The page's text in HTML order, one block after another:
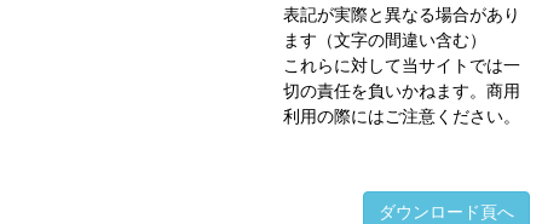
表記が実際と異なる場合があり
ます（文字の間違い含む）
これらに対して当サイトでは一
切の責任を負いかねます。商用
利用の際にはご注意ください。
ダウンロード頁へ